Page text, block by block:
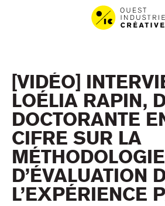
Aller au menu
Aller au contenu
[VIDÉO]
LOÉLIA RAPIN,
DOCTORANTE
CIFRE SUR LA
MÉTHODOLOGIE
D’ÉVALUATION
L’EXPÉRIENCE